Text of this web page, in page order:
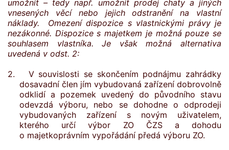
umožnit – tedy např. umožnit prodej chaty a jiných
vnesených věcí nebo jejich odstranění na vlastní
náklady.
Omezení dispozice s vlastnickými právy je
nezákonné. Dispozice s majetkem je možná pouze se
souhlasem vlastníka. Je však možná alternativa
uvedená v odst. 2:
2. V souvislosti se skončením podnájmu zahrádky
dosavadní člen jím vybudovaná zařízení dobrovolně
odklidí a pozemek uvedený do původního stavu
odevzdá výboru, nebo se dohodne o odprodeji
vybudovaných zařízení s novým uživatelem,
kterého určí výbor ZO ČZS a dohodu
o majetkoprávním vypořádání předá výboru ZO.